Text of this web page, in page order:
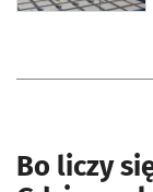
Bo liczy